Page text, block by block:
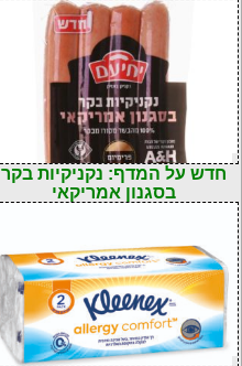
חדש על המדף: נקניקיות בקר
בסגנון אמריקאי